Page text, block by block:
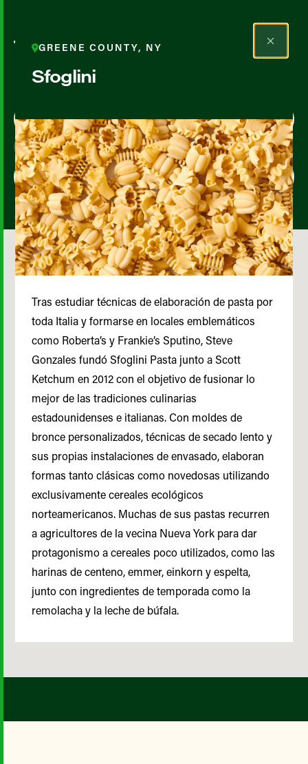
Todos los agricultores y
productores
Map View List View
GREENE COUNTY, NY
Sfoglini
Tras estudiar técnicas de elaboración de pasta por
toda Italia y formarse en locales emblemáticos
como Roberta’s y Frankie’s Sputino, Steve
Gonzales fundó Sfoglini Pasta junto a Scott
Ketchum en 2012 con el objetivo de fusionar lo
mejor de las tradiciones culinarias
estadounidenses e italianas. Con moldes de
bronce personalizados, técnicas de secado lento y
sus propias instalaciones de envasado, elaboran
formas tanto clásicas como novedosas utilizando
exclusivamente cereales ecológicos
norteamericanos. Muchas de sus pastas recurren
a agricultores de la vecina Nueva York para dar
protagonismo a cereales poco utilizados, como las
harinas de centeno, emmer, einkorn y espelta,
junto con ingredientes de temporada como la
remolacha y la leche de búfala.